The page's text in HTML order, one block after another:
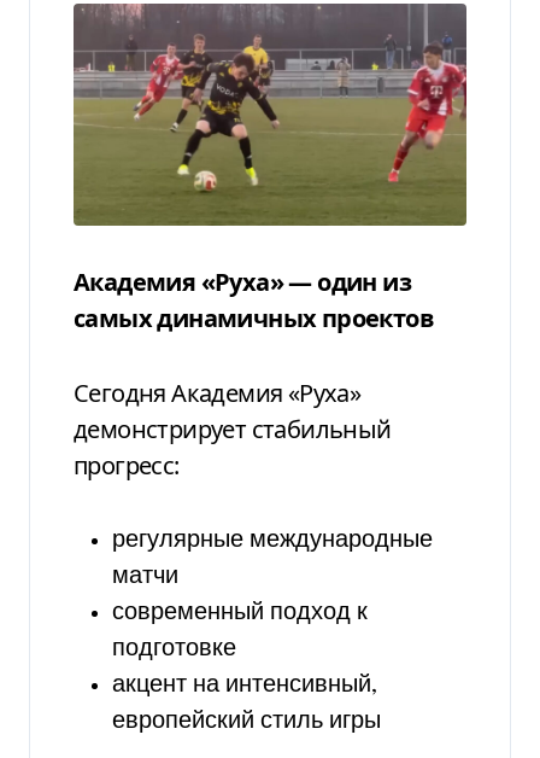
Академия «Руха» — один из
самых динамичных проектов
Сегодня Академия «Руха»
демонстрирует стабильный
прогресс:
регулярные международные
матчи
современный подход к
подготовке
акцент на интенсивный,
европейский стиль игры